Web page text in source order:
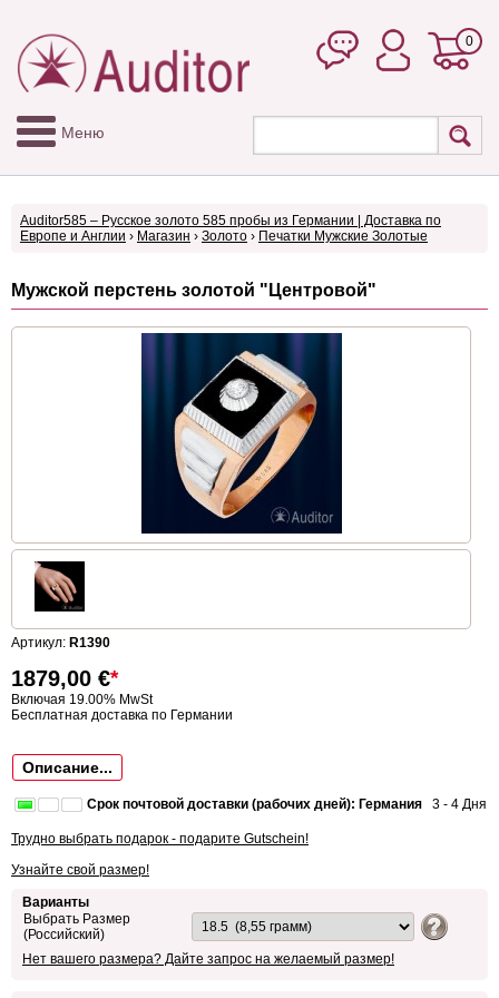
0
Меню
Auditor585 – Русское золото 585 пробы из Германии | Доставка по
Европе и Англии › Магазин › Золото › Печатки Мужские Золотые
Мужской перстень золотой "Центровой"
Артикул: R1390
1879,00 €*
Включая 19.00% MwSt
Бесплатная доставка по Германии
Описание...
Срок почтовой доставки (рабочих дней): Германия 3 - 4 Дня
Трудно выбрать подарок - подарите Gutschein!
Узнайте свой размер!
Варианты
Выбрать Размер
(Российский)
Нет вашего размера? Дайте запрос на желаемый размер!